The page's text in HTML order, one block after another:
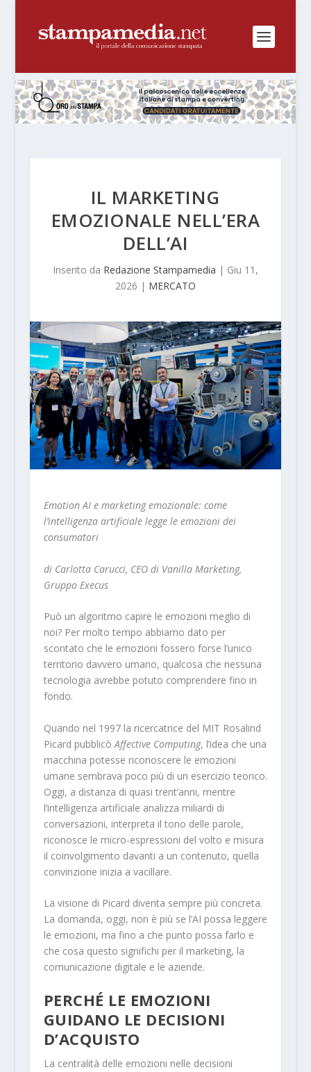
IL MARKETING
EMOZIONALE NELL’ERA
DELL’AI
Inserito da Redazione Stampamedia | Giu 11,
2026 | MERCATO
Emotion AI e marketing emozionale: come
l’intelligenza artificiale legge le emozioni dei
consumatori
di Carlotta Carucci, CEO di Vanilla Marketing,
Gruppo Execus
Può un algoritmo capire le emozioni meglio di
noi? Per molto tempo abbiamo dato per
scontato che le emozioni fossero forse l’unico
territorio davvero umano, qualcosa che nessuna
tecnologia avrebbe potuto comprendere fino in
fondo.
Quando nel 1997 la ricercatrice del MIT Rosalind
Picard pubblicò Affective Computing, l’idea che una
macchina potesse riconoscere le emozioni
umane sembrava poco più di un esercizio teorico.
Oggi, a distanza di quasi trent’anni, mentre
l’intelligenza artificiale analizza miliardi di
conversazioni, interpreta il tono delle parole,
riconosce le micro-espressioni del volto e misura
il coinvolgimento davanti a un contenuto, quella
convinzione inizia a vacillare.
La visione di Picard diventa sempre più concreta.
La domanda, oggi, non è più se l’AI possa leggere
le emozioni, ma fino a che punto possa farlo e
che cosa questo significhi per il marketing, la
comunicazione digitale e le aziende.
PERCHÉ LE EMOZIONI
GUIDANO LE DECISIONI
D’ACQUISTO
La centralità delle emozioni nelle decisioni